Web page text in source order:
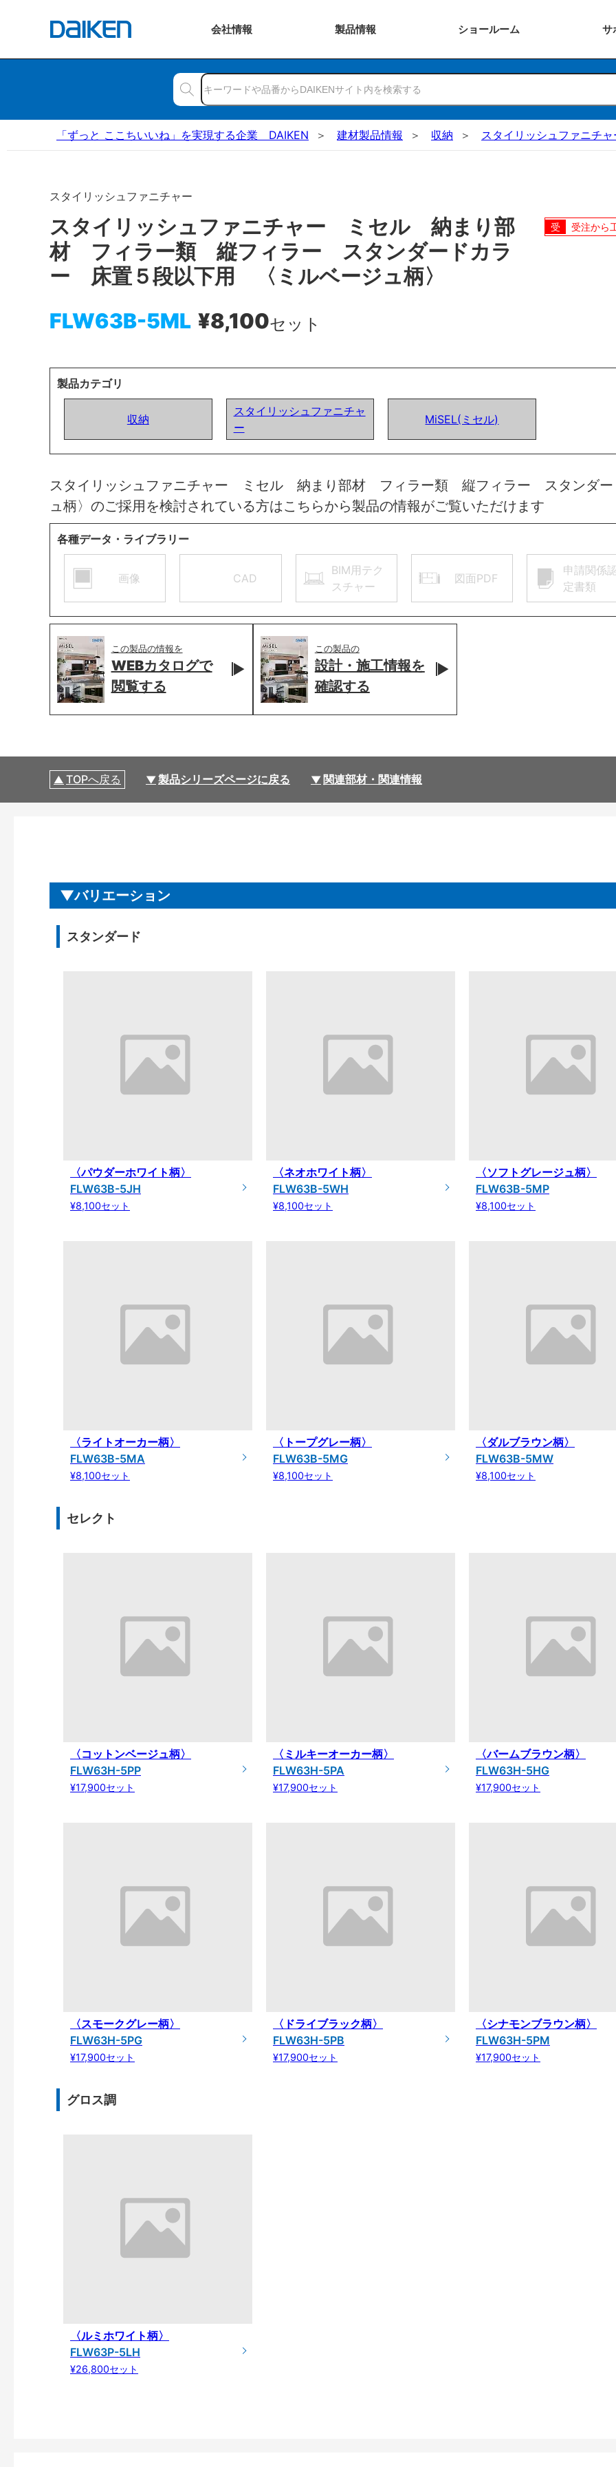
会社情報 製品情報 ショールーム サ
「ずっと ここちいいね」を実現する企業 DAIKEN 建材製品情報 収納 スタイリッシュファニチャ
スタイリッシュファニチャー
スタイリッシュファニチャー ミセル 納まり部
材 フィラー類 縦フィラー スタンダードカラ
ー 床置５段以下用 〈ミルベージュ柄〉
FLW63B-5ML ¥8,100セット
受注から
製品カテゴリ
収納
スタイリッシュファニチャ
ー
MiSEL(ミセル)
スタイリッシュファニチャー ミセル 納まり部材 フィラー類 縦フィラー スタンダ
ュ柄〉のご採用を検討されている方はこちらから製品の情報がご覧いただけます
各種データ・ライブラリー
画像 CAD
BIM用テク
スチャー
図面PDF
申請関係
定書類
この製品の情報を
WEBカタログで
閲覧する
この製品の
設計・施工情報を
確認する
TOPへ戻る 製品シリーズページに戻る 関連部材・関連情報
バリエーション
スタンダード
〈パウダーホワイト柄〉
FLW63B-5JH
¥8,100セット
〈ネオホワイト柄〉
FLW63B-5WH
¥8,100セット
〈ソフトグレージュ柄〉
FLW63B-5MP
¥8,100セット
〈ライトオーカー柄〉
FLW63B-5MA
¥8,100セット
〈トープグレー柄〉
FLW63B-5MG
¥8,100セット
〈ダルブラウン柄〉
FLW63B-5MW
¥8,100セット
セレクト
〈コットンベージュ柄〉
FLW63H-5PP
¥17,900セット
〈ミルキーオーカー柄〉
FLW63H-5PA
¥17,900セット
〈バームブラウン柄〉
FLW63H-5HG
¥17,900セット
〈スモークグレー柄〉
FLW63H-5PG
¥17,900セット
〈ドライブラック柄〉
FLW63H-5PB
¥17,900セット
〈シナモンブラウン柄〉
FLW63H-5PM
¥17,900セット
グロス調
〈ルミホワイト柄〉
FLW63P-5LH
¥26,800セット